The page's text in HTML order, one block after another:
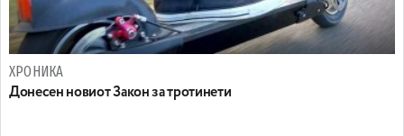
ХРОНИКА
Донесен новиот Закон за тротинети